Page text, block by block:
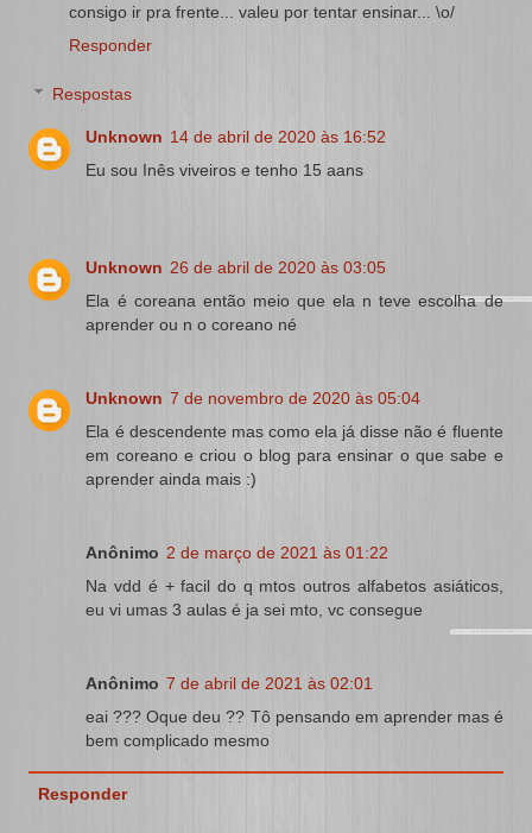
consigo ir pra frente... valeu por tentar ensinar... \o/
Responder
Respostas
Unknown 14 de abril de 2020 às 16:52
Eu sou Inês viveiros e tenho 15 aans
Unknown 26 de abril de 2020 às 03:05
Ela é coreana então meio que ela n teve escolha de
aprender ou n o coreano né
Unknown 7 de novembro de 2020 às 05:04
Ela é descendente mas como ela já disse não é fluente
em coreano e criou o blog para ensinar o que sabe e
aprender ainda mais :)
Anônimo 2 de março de 2021 às 01:22
Na vdd é + facil do q mtos outros alfabetos asiáticos,
eu vi umas 3 aulas é ja sei mto, vc consegue
Anônimo 7 de abril de 2021 às 02:01
eai ??? Oque deu ?? Tô pensando em aprender mas é
bem complicado mesmo
Responder